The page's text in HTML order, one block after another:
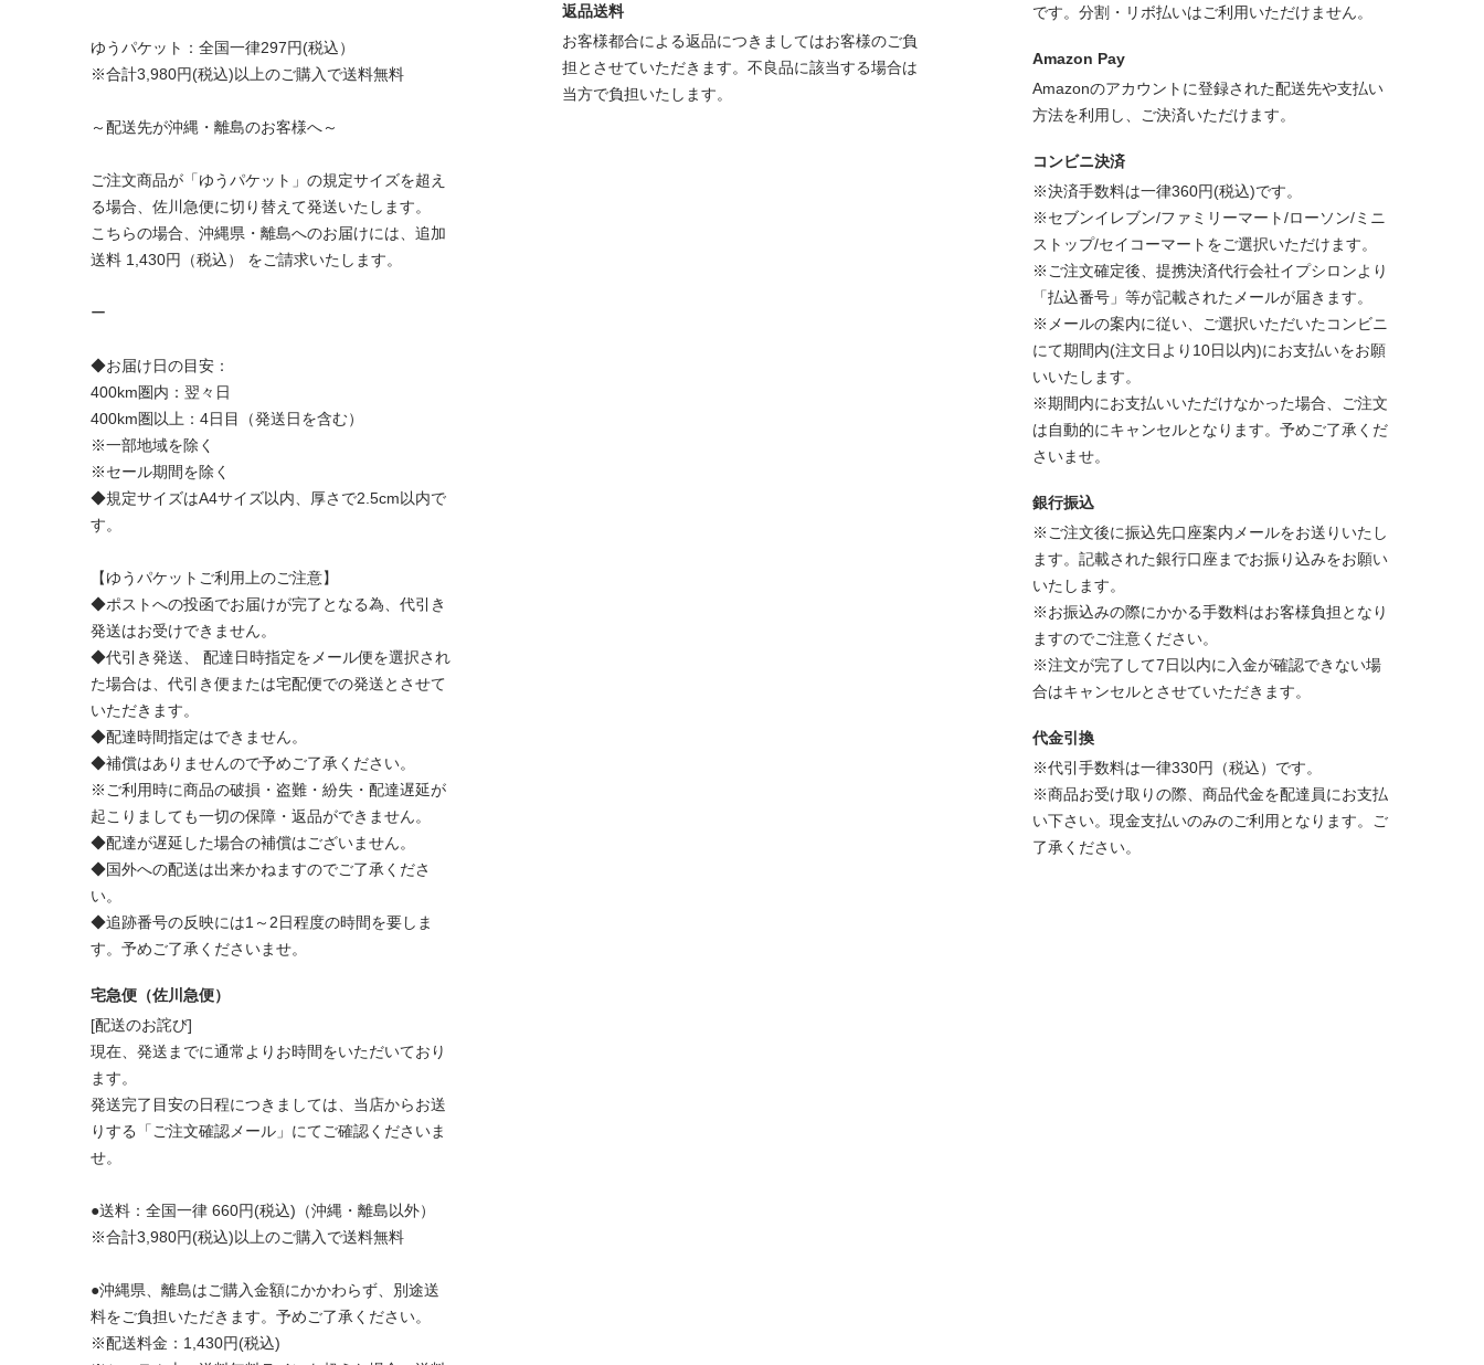
ゆうパケット：全国一律297円(税込）
※合計3,980円(税込)以上のご購入で送料無料
～配送先が沖縄・離島のお客様へ～
ご注文商品が「ゆうパケット」の規定サイズを超え
る場合、佐川急便に切り替えて発送いたします。
こちらの場合、沖縄県・離島へのお届けには、追加
送料 1,430円（税込） をご請求いたします。
ー
◆お届け日の目安：
400km圏内：翌々日
400km圏以上：4日目（発送日を含む）
※一部地域を除く
※セール期間を除く
◆規定サイズはA4サイズ以内、厚さで2.5cm以内で
す。
【ゆうパケットご利用上のご注意】
◆ポストへの投函でお届けが完了となる為、代引き
発送はお受けできません。
◆代引き発送、 配達日時指定をメール便を選択され
た場合は、代引き便または宅配便での発送とさせて
いただきます。
◆配達時間指定はできません。
◆補償はありませんので予めご了承ください。
※ご利用時に商品の破損・盗難・紛失・配達遅延が
起こりましても一切の保障・返品ができません。
◆配達が遅延した場合の補償はございません。
◆国外への配送は出来かねますのでご了承くださ
い。
◆追跡番号の反映には1～2日程度の時間を要しま
す。予めご了承くださいませ。
宅急便（佐川急便）
[配送のお詫び]
現在、発送までに通常よりお時間をいただいており
ます。
発送完了目安の日程につきましては、当店からお送
りする「ご注文確認メール」にてご確認くださいま
せ。
●送料：全国一律 660円(税込)（沖縄・離島以外）
※合計3,980円(税込)以上のご購入で送料無料
●沖縄県、離島はご購入金額にかかわらず、別途送
料をご負担いただきます。予めご了承ください。
※配送料金：1,430円(税込)
返品送料
お客様都合による返品につきましてはお客様のご負
担とさせていただきます。不良品に該当する場合は
当方で負担いたします。
です。分割・リボ払いはご利用いただけません。
Amazon Pay
Amazonのアカウントに登録された配送先や支払い
方法を利用し、ご決済いただけます。
コンビニ決済
※決済手数料は一律360円(税込)です。
※セブンイレブン/ファミリーマート/ローソン/ミニ
ストップ/セイコーマートをご選択いただけます。
※ご注文確定後、提携決済代行会社イプシロンより
「払込番号」等が記載されたメールが届きます。
※メールの案内に従い、ご選択いただいたコンビニ
にて期間内(注文日より10日以内)にお支払いをお願
いいたします。
※期間内にお支払いいただけなかった場合、ご注文
は自動的にキャンセルとなります。予めご了承くだ
さいませ。
銀行振込
※ご注文後に振込先口座案内メールをお送りいたし
ます。記載された銀行口座までお振り込みをお願い
いたします。
※お振込みの際にかかる手数料はお客様負担となり
ますのでご注意ください。
※注文が完了して7日以内に入金が確認できない場
合はキャンセルとさせていただきます。
代金引換
※代引手数料は一律330円（税込）です。
※商品お受け取りの際、商品代金を配達員にお支払
い下さい。現金支払いのみのご利用となります。ご
了承ください。